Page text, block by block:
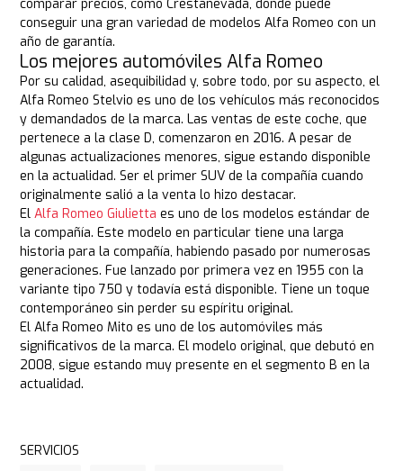
comparar precios, como Crestanevada, donde puede
conseguir una gran variedad de modelos Alfa Romeo con un
año de garantía.
Los mejores automóviles Alfa Romeo
Por su calidad, asequibilidad y, sobre todo, por su aspecto, el
Alfa Romeo Stelvio es uno de los vehículos más reconocidos
y demandados de la marca. Las ventas de este coche, que
pertenece a la clase D, comenzaron en 2016. A pesar de
algunas actualizaciones menores, sigue estando disponible
en la actualidad. Ser el primer SUV de la compañía cuando
originalmente salió a la venta lo hizo destacar.
ElAlfa Romeo Giulietta es uno de los modelos estándar de
la compañía. Este modelo en particular tiene una larga
historia para la compañía, habiendo pasado por numerosas
generaciones. Fue lanzado por primera vez en 1955 con la
variante tipo 750 y todavía está disponible. Tiene un toque
contemporáneo sin perder su espíritu original.
El Alfa Romeo Mito es uno de los automóviles más
significativos de la marca. El modelo original, que debutó en
2008, sigue estando muy presente en el segmento B en la
actualidad.
SERVICIOS